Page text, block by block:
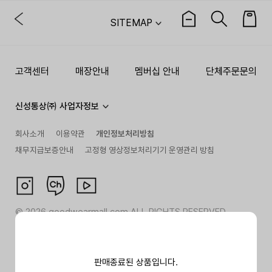
판매종료된 상품입니다.
SITEMAP
고객센터 매장안내 멤버십 안내 단체주문문의
신성통상㈜ 사업자정보
회사소개 이용약관
개인정보처리방침
채무지급보증안내
고정형 영상정보처리기기 운영관리 방침
©2026goodwearmall.com ALL RIGHTS RESERVED